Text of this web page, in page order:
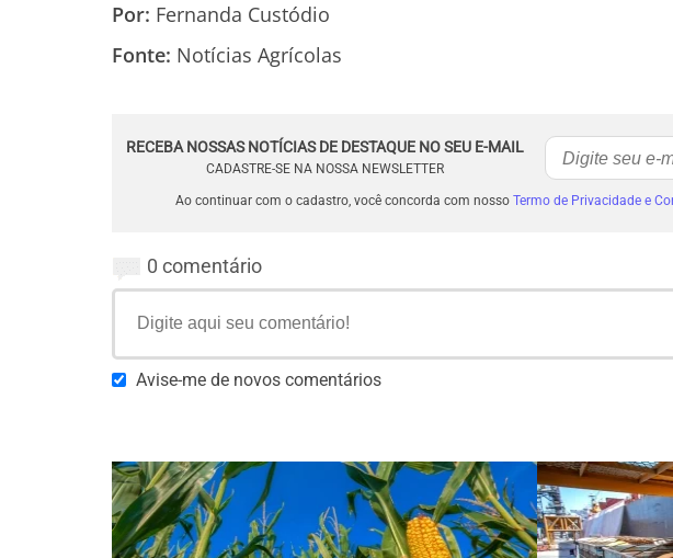
Por: Fernanda Custódio
Fonte: Notícias Agrícolas
RECEBA NOSSAS NOTÍCIAS DE DESTAQUE NO SEU E-MAIL
CADASTRE-SE NA NOSSA NEWSLETTER
Ao continuar com o cadastro, você concorda com nosso Termo de Privacidade e
0 comentário
Avise-me de novos comentários